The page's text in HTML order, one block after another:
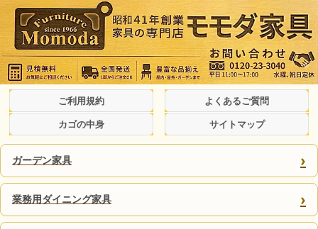
ご利用規約 よくあるご質問
カゴの中身 サイトマップ
ガーデン家具 ›
業務用ダイニング家具 ›